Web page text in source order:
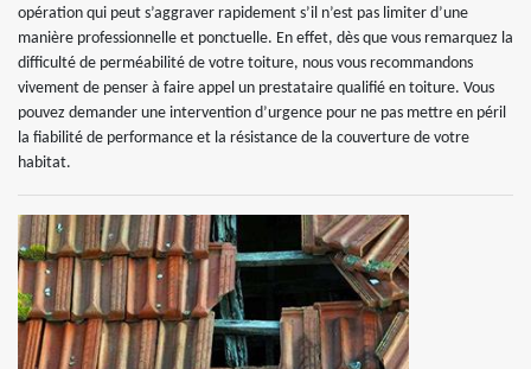
opération qui peut s’aggraver rapidement s’il n’est pas limiter d’une
manière professionnelle et ponctuelle. En effet, dès que vous remarquez la
difficulté de perméabilité de votre toiture, nous vous recommandons
vivement de penser à faire appel un prestataire qualifié en toiture. Vous
pouvez demander une intervention d’urgence pour ne pas mettre en péril
la fiabilité de performance et la résistance de la couverture de votre
habitat.